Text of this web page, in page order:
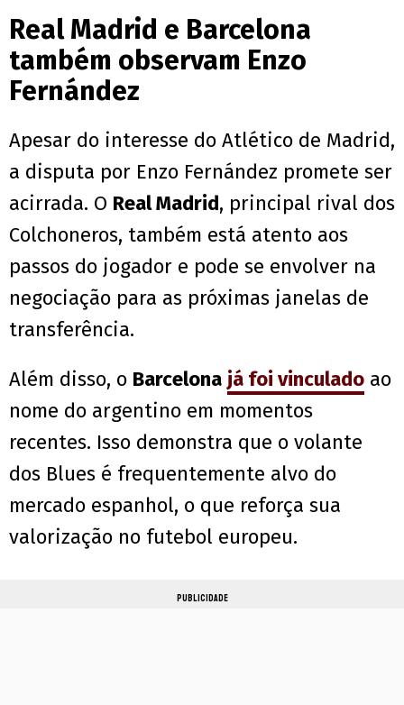
Real Madrid e Barcelona
também observam Enzo
Fernández
Apesar do interesse do Atlético de Madrid,
a disputa por Enzo Fernández promete ser
acirrada. O Real Madrid, principal rival dos
Colchoneros, também está atento aos
passos do jogador e pode se envolver na
negociação para as próximas janelas de
transferência.
Além disso, o Barcelona já foi vinculado ao
nome do argentino em momentos
recentes. Isso demonstra que o volante
dos Blues é frequentemente alvo do
mercado espanhol, o que reforça sua
valorização no futebol europeu.
PUBLICIDADE